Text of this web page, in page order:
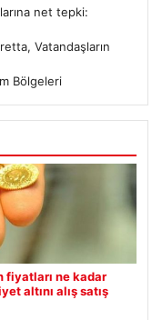
net tepki:
Vatandaşların
Bölgeleri
fiyatları ne kadar
altını alış satış